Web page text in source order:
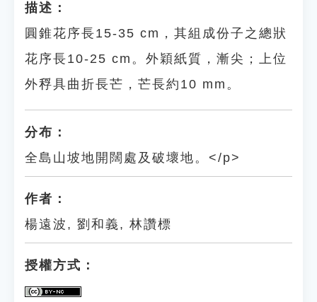
描述：
圓錐花序長15-35 cm，其組成份子之總狀
花序長10-25 cm。外穎紙質，漸尖；上位
外稃具曲折長芒，芒長約10 mm。
分布：
全島山坡地開闊處及破壞地。</p>
作者：
楊遠波, 劉和義, 林讚標
授權方式：